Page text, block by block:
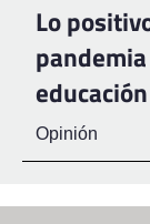
Lo
educación
Opinión